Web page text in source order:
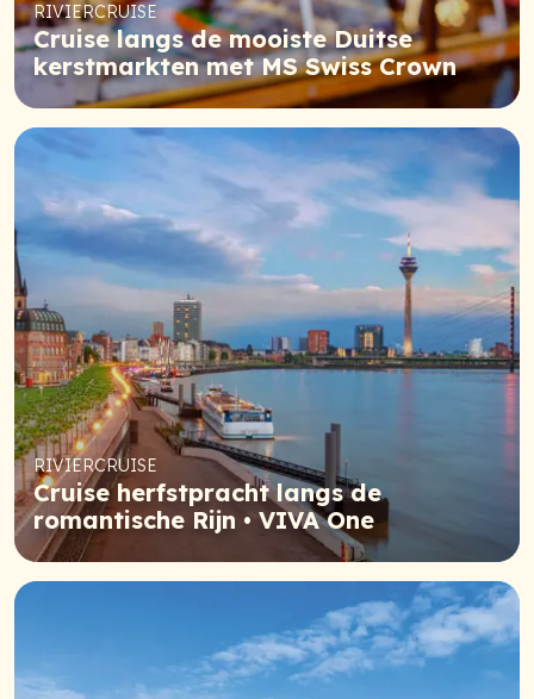
RIVIERCRUISE
Cruise langs de mooiste Duitse
kerstmarkten met MS Swiss Crown
RIVIERCRUISE
Cruise herfstpracht langs de
romantische Rijn • VIVA One